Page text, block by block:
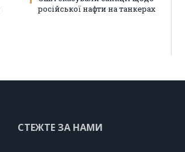
російської нафти на танкерах
СТЕЖТЕ ЗА НАМИ